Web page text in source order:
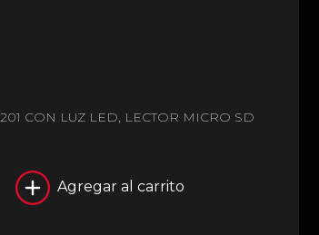
CON LUZ LED, LECTOR MICRO SD
Agregar al carrito